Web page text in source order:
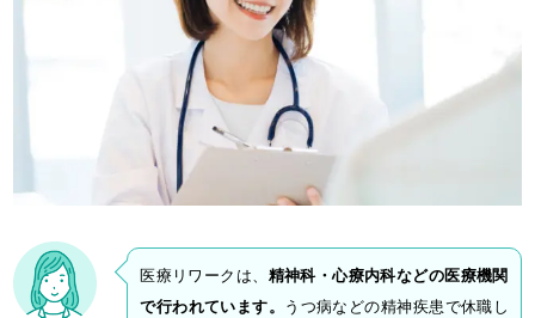
医療リワークは、 精神科・心療内科などの医療機関
で行われています。
うつ病などの精神疾患で休職し